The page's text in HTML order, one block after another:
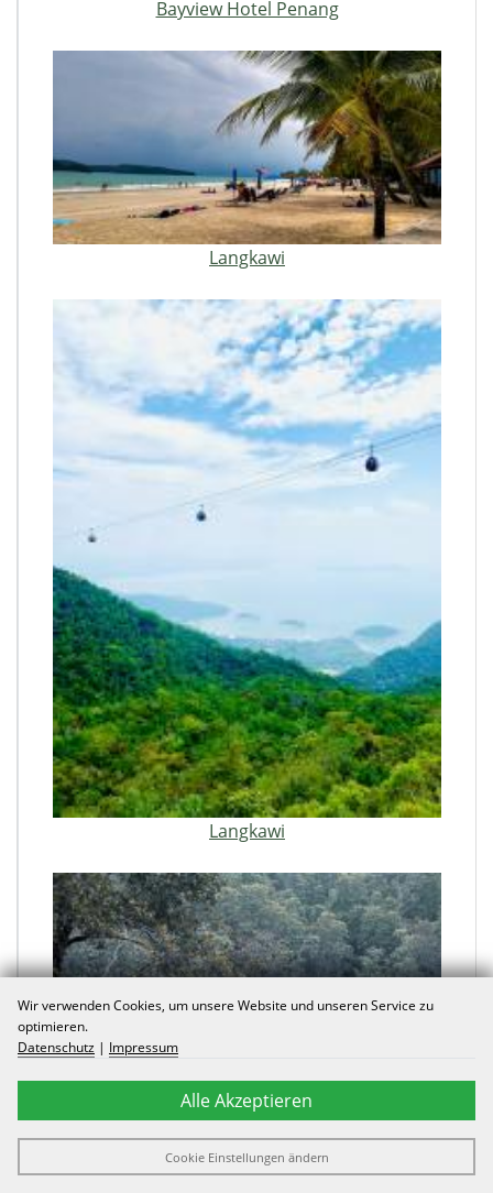
Bayview Hotel Penang
Langkawi
Langkawi
Langkawi
Wir verwenden Cookies, um unsere Website und unseren Service zu
optimieren.
Datenschutz | Impressum
Alle Akzeptieren
Cookie Einstellungen ändern